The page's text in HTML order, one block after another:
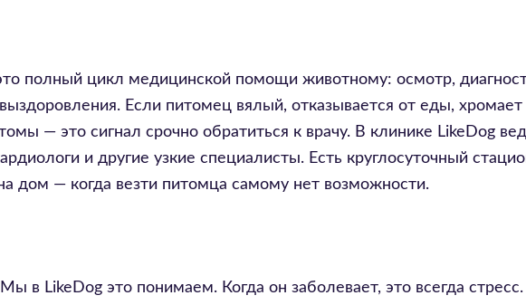
полный цикл медицинской помощи животному: осмотр,
Если питомец вялый, отказывается от еды, хромает
— это сигнал срочно обратиться к врачу. В клинике LikeDog
и другие узкие специалисты. Есть круглосуточный
дом — когда везти питомца самому нет возможности.
в LikeDog это понимаем. Когда он заболевает, это всегда